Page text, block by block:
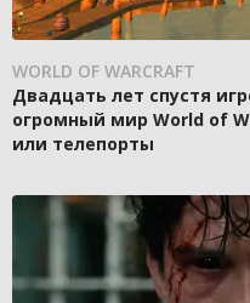
WORLD OF WARCRAFT
Двадцать лет спустя
огромный мир World of
или телепорты